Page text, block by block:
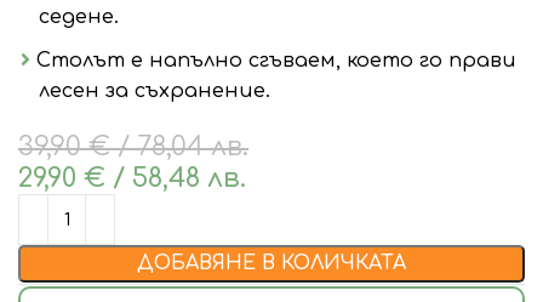
седене.
Столът е напълно сгъваем, което го прави
лесен за съхранение.
39,90€/ 78,04 лв.
29,90€ / 58,48 лв.
ДОБАВЯНЕ В КОЛИЧКАТА